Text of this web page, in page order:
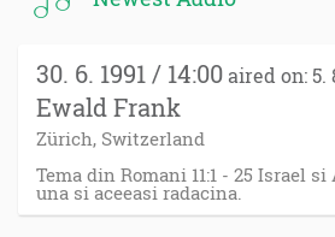
30. 6. 1991 / 14:00 aired on: 5.
Ewald Frank
Zürich, Switzerland
Tema din Romani 11:1 - 25 Israel
una si aceeasi radacina.